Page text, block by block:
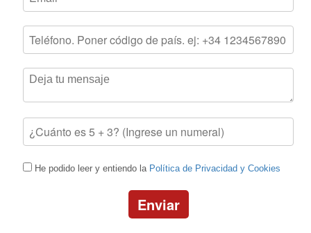
He podido leer y entiendo la Política de Privacidad y Cookies
Enviar